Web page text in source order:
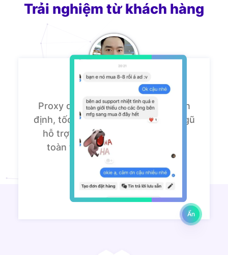
Trải nghiệm từ khách hàng
Proxy dân cư của ZingProxy rất ổn
định, tốc độ nhanh. Đặc biệt, đội ngũ
hỗ trợ luôn nhiệt tình. Mình hoàn
toàn tin tưởng sử dụng lâu dài!
Trần Minh Khang
Digital Marketing:
Ẩn